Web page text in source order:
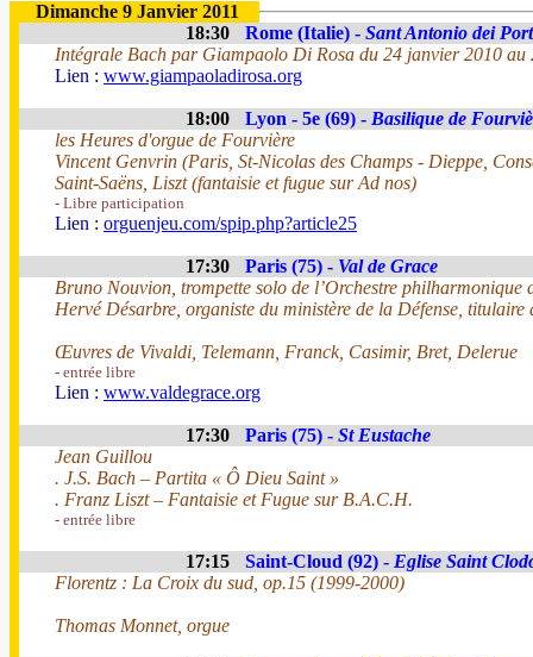
Dimanche 9 Janvier 2011
18:30
Rome (Italie) - Sant Antonio dei
Intégrale Bach par Giampaolo Di Rosa du 24 janvier 2010 au
Lien : www.giampaoladirosa.org
18:00 Lyon - 5e (69) - Basilique de
les Heures d'orgue de Fourvière
Vincent Genvrin (Paris, St-Nicolas des Champs - Dieppe,
Saint-Saëns, Liszt (fantaisie et fugue sur Ad nos)
- Libre participation
Lien : orguenjeu.com/spip.php?article25
17:30 Paris (75) - Val de Grace
Bruno Nouvion, trompette solo de l’Orchestre philharmonique
Hervé Désarbre, organiste du ministère de la Défense, titulaire
Œuvres de Vivaldi, Telemann, Franck, Casimir, Bret, Delerue
- entrée libre
Lien : www.valdegrace.org
17:30 Paris (75) - St Eustache
Jean Guillou
. J.S. Bach – Partita « Ô Dieu Saint »
. Franz Liszt – Fantaisie et Fugue sur B.A.C.H.
- entrée libre
17:15 Saint-Cloud (92) - Eglise Saint
Florentz : La Croix du sud, op.15 (1999-2000)
Thomas Monnet, orgue